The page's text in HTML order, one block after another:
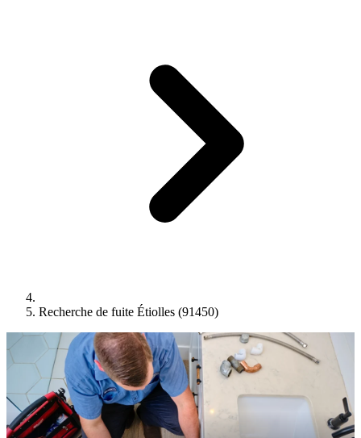
Recherche de fuite Étiolles (91450)